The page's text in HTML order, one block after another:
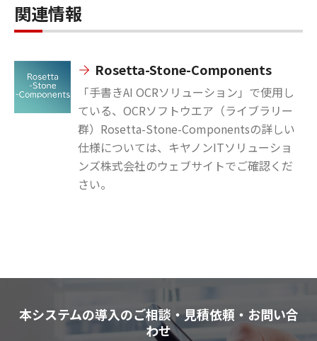
関連情報
Rosetta-Stone-Components
「手書きAI OCRソリューション」で使用し
ている、OCRソフトウエア（ライブラリー
群）Rosetta-Stone-Componentsの詳しい
仕様については、キヤノンITソリューショ
ンズ株式会社のウェブサイトでご確認くだ
さい。
本システムの導入のご相談・見積依頼・お問い合
わせ